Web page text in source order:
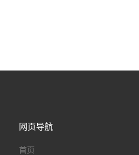
网页导航
首页